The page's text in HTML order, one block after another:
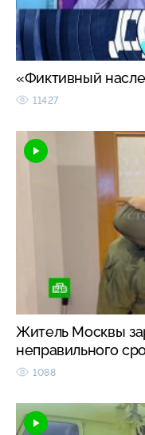
«Фиктивный
11427
Житель Москвы
неправильного
1088